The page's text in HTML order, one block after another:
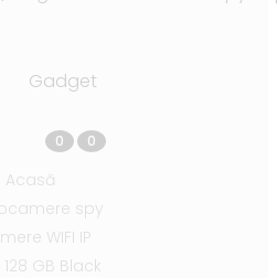
0 0
Acasă
spy
WIFI IP
128 GB Black